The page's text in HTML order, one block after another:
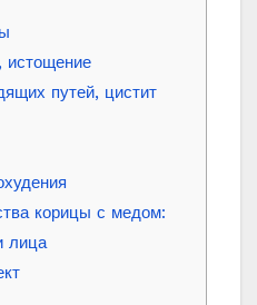
истощение
путей, цистит
корицы с медом:
лица